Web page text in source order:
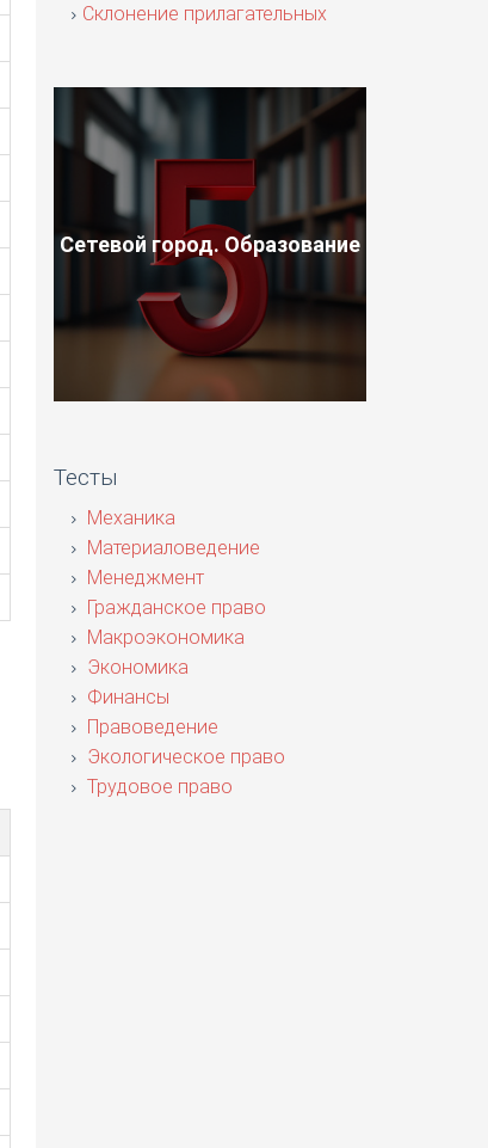
Склонение прилагательных
Сетевой город. Образование
Тесты
Механика
Материаловедение
Менеджмент
Гражданское право
Макроэкономика
Экономика
Финансы
Правоведение
Экологическое право
Трудовое право